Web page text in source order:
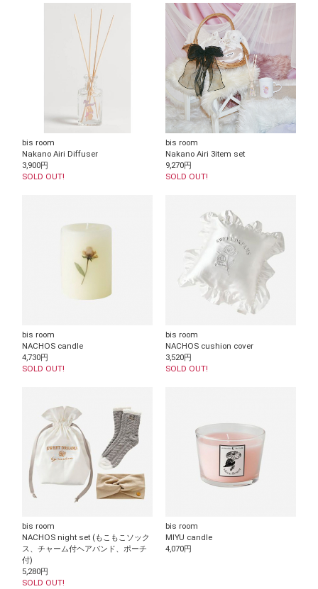
a
r
r
a
t
i
n
g
s
t
a
r
r
a
t
i
n
g
bis room
Nakano Airi Diffuser
3,900円
SOLD OUT!
bis room
Nakano Airi 3item set
9,270円
SOLD OUT!
bis room
NACHOS candle
4,730円
SOLD OUT!
bis room
NACHOS cushion cover
3,520円
SOLD OUT!
bis room
NACHOS night set (もこもこソック
ス、チャーム付ヘアバンド、ポーチ
付)
5,280円
SOLD OUT!
bis room
MIYU candle
4,070円